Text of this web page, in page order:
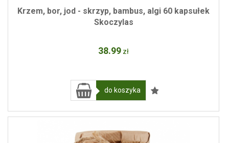
Krzem, bor, jod - skrzyp, bambus, algi 60 kapsułek
Skoczylas
38.99 zł
do koszyka